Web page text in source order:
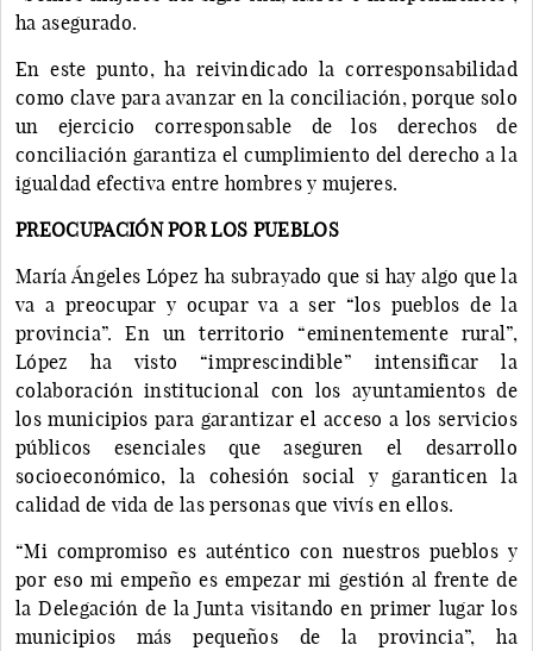
ha asegurado.
En este punto, ha reivindicado la corresponsabilidad
como clave para avanzar en la conciliación, porque solo
un ejercicio corresponsable de los derechos de
conciliación garantiza el cumplimiento del derecho a la
igualdad efectiva entre hombres y mujeres.
PREOCUPACIÓN POR LOS PUEBLOS
María Ángeles López ha subrayado que si hay algo que la
va a preocupar y ocupar va a ser “los pueblos de la
provincia”. En un territorio “eminentemente rural”,
López ha visto “imprescindible” intensificar la
colaboración institucional con los ayuntamientos de
los municipios para garantizar el acceso a los servicios
públicos esenciales que aseguren el desarrollo
socioeconómico, la cohesión social y garanticen la
calidad de vida de las personas que vivís en ellos.
“Mi compromiso es auténtico con nuestros pueblos y
por eso mi empeño es empezar mi gestión al frente de
la Delegación de la Junta visitando en primer lugar los
municipios más pequeños de la provincia”, ha